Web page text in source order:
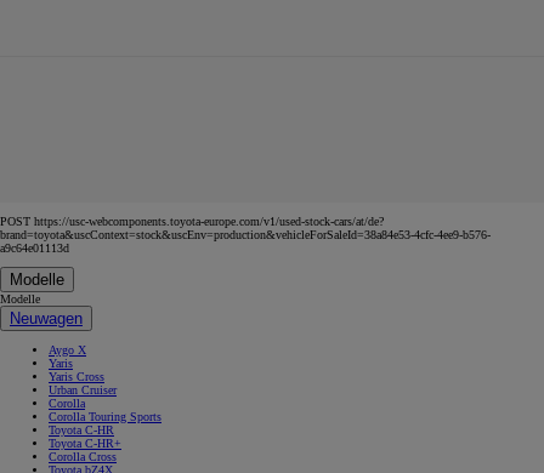
POST https://usc-webcomponents.toyota-europe.com/v1/used-stock-cars/at/de?
brand=toyota&uscContext=stock&uscEnv=production&vehicleForSaleId=38a84e53-4cfc-4ee9-b576-
a9c64e01113d
Modelle
Modelle
Neuwagen
Aygo X
Yaris
Yaris Cross
Urban Cruiser
Corolla
Corolla Touring Sports
Toyota C-HR
Toyota C-HR+
Corolla Cross
Toyota bZ4X